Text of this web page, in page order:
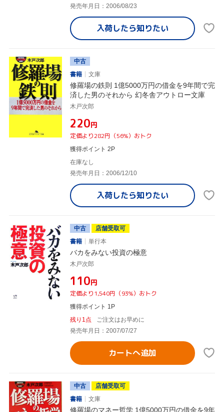
発売年月日：2006/08/23
入荷したら知りたい
中古
書籍
文庫
修羅場の鉄則 1億5000万円の借金を9年間で完
済した男のそれから 幻冬舎アウトロー文庫
木戸次郎
¥220円
定価より282円（56%）おトク
獲得ポイント 2P
在庫なし
発売年月日：2006/12/10
入荷したら知りたい
中古
店舗受取可
書籍
単行本
バカをみない投資の極意
木戸次郎
¥110円
定価より1,540円（93%）おトク
獲得ポイント 1P
残り1点
ご注文はお早めに
発売年月日：2007/07/27
カートへ追加
中古
店舗受取可
書籍
文庫
修羅場のマネー哲学 1億5000万円の借金を9年